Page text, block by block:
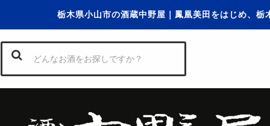
栃木県小山市の酒蔵中野屋｜鳳凰美田をはじめ、